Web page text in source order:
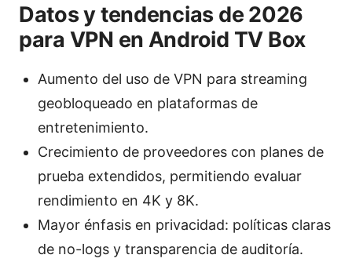
Datos y tendencias de 2026
para VPN en Android TV Box
Aumento del uso de VPN para streaming
geobloqueado en plataformas de
entretenimiento.
Crecimiento de proveedores con planes de
prueba extendidos, permitiendo evaluar
rendimiento en 4K y 8K.
Mayor énfasis en privacidad: políticas claras
de no-logs y transparencia de auditoría.